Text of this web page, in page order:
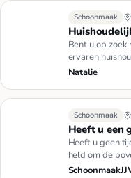
Schoonmaak
Bent u op
ervaren
heeft nog tijd o…
Natalie
Schoonmaak
Heeft u een
Heeft u geen
held om de
doen?Dan zijn